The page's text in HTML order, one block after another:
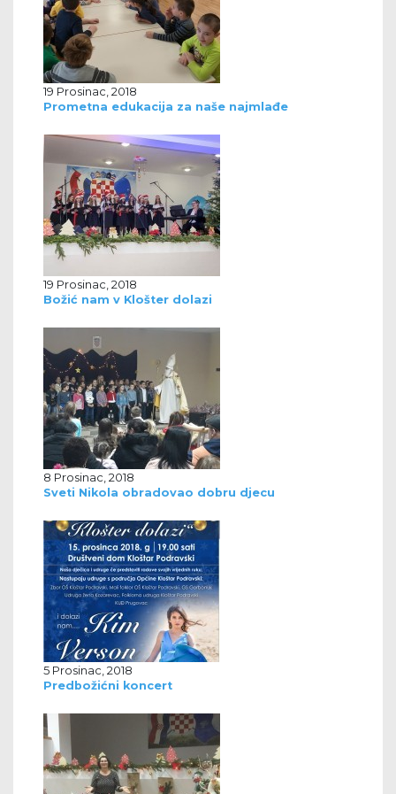
19 Prosinac, 2018
Prometna edukacija za naše najmlađe
19 Prosinac, 2018
Božić nam v Klošter dolazi
8 Prosinac, 2018
Sveti Nikola obradovao dobru djecu
5 Prosinac, 2018
Predbožićni koncert